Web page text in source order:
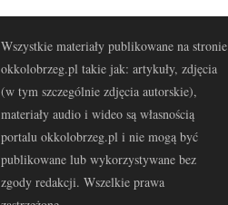
Wszystkie materiały publikowane na stronie
okkolobrzeg.pl takie jak: artykuły, zdjęcia
(w tym szczególnie zdjęcia autorskie),
materiały audio i wideo są własnością
portalu okkolobrzeg.pl i nie mogą być
publikowane lub wykorzystywane bez
zgody redakcji. Wszelkie prawa